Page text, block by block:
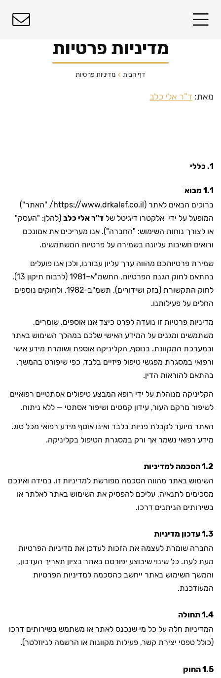
מדיניות פרטיות
דף הבית מדיניות פרטיות
מאת: ד"ר אלי כלב
1. כללי
1.1 מבוא
ברוכים הבאים לאתר (https://www.drkalef.co.il/
"האתר")
המופעל על ידי אלקטרו דיגיטל של ד"ר אלי כלב (להלן: "העסק"
או לצורך נוחות השימוש: "החברה"). אנו מעריכים את אמונכם
ורואים חשיבות עליונה בשמירה על פרטיות המשתמשים.
שמירת פרטיותכם מהווה ערך עליון עבורנו, ולכן אנו פועלים
בהתאם לחוק הגנת הפרטיות, התשמ"א–1981 (לרבות תיקון 13),
לחוק התקשורת (בזק ושידורים), תשמ"ב–1982, ולחוקים נוספים
החלים על פעילותנו.
מדיניות פרטיות זו נועדה לפרט כיצד אנו אוספים, שומרים,
משתמשים ומגנים על המידע האישי שלכם במהלך השימוש באתר
ובמערכת המקוונת. בנוסף, הקליניקה אוספת ושומרת מידע אישי
ורפואי במסגרת מפגשי טיפול פיזיים בלבד, כפי שיפורט בהמשך,
בהתאם להוראות הדין.
הקליניקה מנוהלת על ידי רופא המבצע טיפולים אסתטיים רפואיים
לשיפור מרקם העור, עידון קמטים ושיפור אסתטי — ללא ניתוח.
האתר מיועד לקבלת פניות בלבד ואינו אוסף מידע רפואי מכל סוג.
מידע רפואי נשמר אך ורק במסגרת הטיפול בקליניקה.
1.2 הסכמה למדיניות
השימוש באתר מהווה הסכמה מפורשת למדיניות זו. במידה ואינכם
מסכימים לתנאיה, עליכם להפסיק את השימוש באתר לאלתר או
בשירותים הניתנים דרכו.
1.3 עדכון מדיניות
החברה שומרת לעצמה את הזכות לעדכן את מדיניות הפרטיות
מעת לעת. כל שינוי שיבוצע יפורסם באתר בציון תאריך העדכון,
והמשך השימוש באתר ייחשב כהסכמה למדיניות הפרטיות
המעודכנת.
1.4 תחולה
המדיניות חלה על כל מי שנכנס לאתר או משתמש בשירותים דרכו
(כולל טפסי יצירת קשר, פעילות מקוונות או הרשמה לניוזלטר).
1.5 החוק